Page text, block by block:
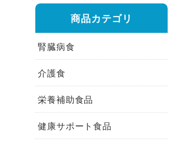
商品カテゴリ
腎臓病食
介護食
栄養補助食品
健康サポート食品